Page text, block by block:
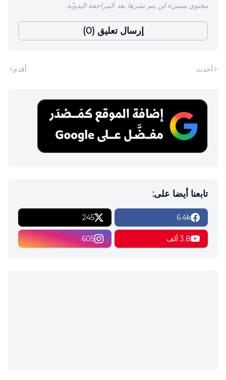
محتوى مسيء لن يتم نشرها بعد المراجعة اليدويّة.
إرسال تعليق (0)
أحدث أقدم
تابعنا أيضا على:
6.4k
245
3.8 ألف 605